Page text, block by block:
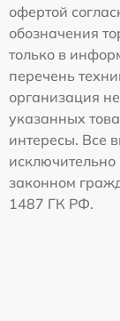
офертой
обозначения
только в
перечень
организация
указанных
интересы. Все
законном
1487 ГК РФ.